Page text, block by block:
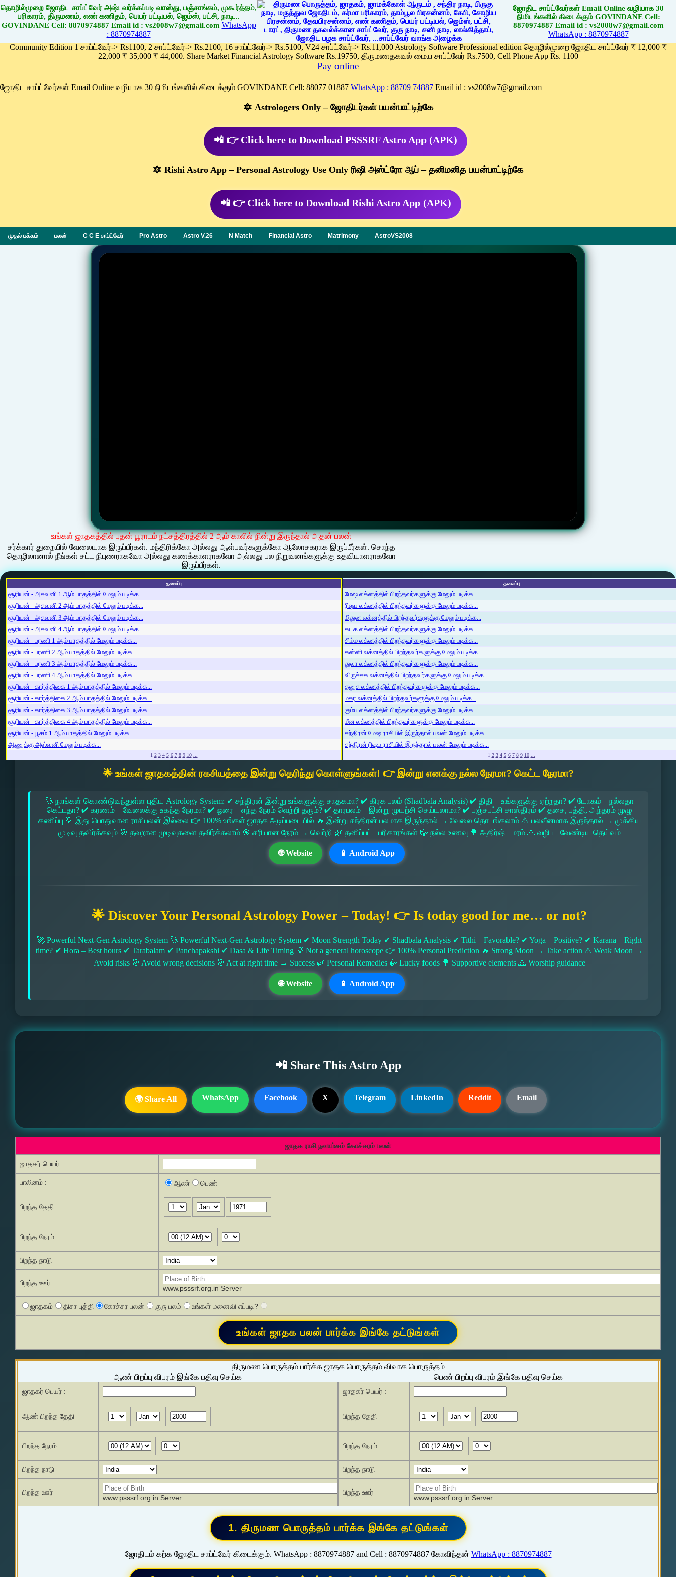
தொழில்முறை ஜோதிட சாப்ட்வேர் அஷ்டவர்க்கப்படி வாஸ்து, பஞ்சாங்கம், முகூர்த்தம்,
பரிகாரம், திருமணம், எண் கணிதம், பெயர் பட்டியல், ஜெம்ஸ், பட்சி, நாடி...
GOVINDANE Cell: 8870974887 Email id : vs2008w7@gmail.com WhatsApp
: 8870974887
ஜோதிட சாப்ட்வேர்கள் Email Online வழியாக 30
நிமிடங்களில் கிடைக்கும் GOVINDANE Cell:
8870974887 Email id : vs2008w7@gmail.com
WhatsApp : 8870974887
Community Edition 1 சாப்ட்வேர்-> Rs1100, 2 சாப்ட்வேர்-> Rs.2100, 16 சாப்ட்வேர்-> Rs.5100, V24 சாப்ட்வேர்-> Rs.11,000 Astrology Software Professional edition தொழில்முறை ஜோதிட சாப்ட்வேர் ₹ 12,000 ₹
22,000 ₹ 35,000 ₹ 44,000. Share Market Financial Astrology Software Rs.19750, திருமணதகவல் மைய சாப்ட்வேர் Rs.7500, Cell Phone App Rs. 1100
Pay online
ஜோதிட சாப்ட்வேர்கள் Email Online வழியாக 30 நிமிடங்களில் கிடைக்கும் GOVINDANE Cell: 88077 01887 WhatsApp : 88709 74887 Email id : vs2008w7@gmail.com
🔯 Astrologers Only – ஜோதிடர்கள் பயன்பாட்டிற்கே
📲 👉 Click here to Download PSSSRF Astro App (APK)
🔯 Rishi Astro App – Personal Astrology Use Only ரிஷி அஸ்ட்ரோ ஆப் – தனிமனித பயன்பாட்டிற்கே
📲 👉 Click here to Download Rishi Astro App (APK)
முதல் பக்கம் பலன் C C E சாப்ட்வேர் Pro Astro Astro V.26 N Match Financial Astro Matrimony AstroVS2008
உங்கள் ஜாதகத்தில் புதன் பூராடம் நட்சத்திரத்தில் 2 ஆம் காலில் நின்று இருந்தால் அதன் பலன்
சர்க்கார் துறையில் வேலையாக இருப்பீர்கள். மந்திரிக்கோ அல்லது ஆள்பவர்களுக்கோ ஆலோசகராக இருப்பீர்கள். சொந்த
தொழிலானால் நீங்கள் சட்ட நிபுணராகவோ அல்லது கணக்காளராகவோ அல்லது பல நிறுவனங்களுக்கு உதவியாளராகவோ
இருப்பீர்கள்.
தலைப்பு
சூரியன் - அசுவனி 1 ஆம் பாதத்தில் மேலும் படிக்க...
சூரியன் - அசுவனி 2 ஆம் பாதத்தில் மேலும் படிக்க...
சூரியன் - அசுவனி 3 ஆம் பாதத்தில் மேலும் படிக்க...
சூரியன் - அசுவனி 4 ஆம் பாதத்தில் மேலும் படிக்க...
சூரியன் - பரணி 1 ஆம் பாதத்தில் மேலும் படிக்க...
சூரியன் - பரணி 2 ஆம் பாதத்தில் மேலும் படிக்க...
சூரியன் - பரணி 3 ஆம் பாதத்தில் மேலும் படிக்க...
சூரியன் - பரணி 4 ஆம் பாதத்தில் மேலும் படிக்க...
சூரியன் - கார்த்திகை 1 ஆம் பாதத்தில் மேலும் படிக்க...
சூரியன் - கார்த்திகை 2 ஆம் பாதத்தில் மேலும் படிக்க...
சூரியன் - கார்த்திகை 3 ஆம் பாதத்தில் மேலும் படிக்க...
சூரியன் - கார்த்திகை 4 ஆம் பாதத்தில் மேலும் படிக்க...
சூரியன் - பூசம் 1 ஆம் பாதத்தில் மேலும் படிக்க...
ஆணுக்கு அஸ்வனி மேலும் படிக்க...
1 2 3 4 5 6 7 8 9 10 ...
தலைப்பு
மேஷ லக்னத்தில் பிறந்தவர்களுக்கு மேலும் படிக்க...
ரிஷப லக்னத்தில் பிறந்தவர்களுக்கு மேலும் படிக்க...
மிதுன லக்னத்தில் பிறந்தவர்களுக்கு மேலும் படிக்க...
கடக லக்னத்தில் பிறந்தவர்களுக்கு மேலும் படிக்க...
சிம்ம லக்னத்தில் பிறந்தவர்களுக்கு மேலும் படிக்க...
கன்னி லக்னத்தில் பிறந்தவர்களுக்கு மேலும் படிக்க...
துலா லக்னத்தில் பிறந்தவர்களுக்கு மேலும் படிக்க...
விருச்சக லக்னத்தில் பிறந்தவர்களுக்கு மேலும் படிக்க...
தனுசு லக்னத்தில் பிறந்தவர்களுக்கு மேலும் படிக்க...
மகர லக்னத்தில் பிறந்தவர்களுக்கு மேலும் படிக்க...
கும்ப லக்னத்தில் பிறந்தவர்களுக்கு மேலும் படிக்க...
மீன லக்னத்தில் பிறந்தவர்களுக்கு மேலும் படிக்க...
சந்திரன் மேஷ ராசியில் இருந்தால் பலன் மேலும் படிக்க...
சந்திரன் ரிஷப ராசியில் இருந்தால் பலன் மேலும் படிக்க...
1 2 3 4 5 6 7 8 9 10 ...
🌟 உங்கள் ஜாதகத்தின் ரகசியத்தை இன்று தெரிந்து கொள்ளுங்கள்! 👉 இன்று எனக்கு நல்ல நேரமா? கெட்ட நேரமா?
🚀 நாங்கள் கொண்டுவந்துள்ள புதிய Astrology System: ✔ சந்திரன் இன்று உங்களுக்கு சாதகமா? ✔ கிரக பலம் (Shadbala Analysis) ✔ திதி – உங்களுக்கு ஏற்றதா? ✔ யோகம் – நல்லதா
கெட்டதா? ✔ கரணம் – வேலைக்கு உகந்த நேரமா? ✔ ஓரை – எந்த நேரம் வெற்றி தரும்? ✔ தாரபலம் – இன்று முயற்சி செய்யலாமா? ✔ பஞ்சபட்சி சாஸ்திரம் ✔ தசை, புத்தி, அந்தரம் முழு
கணிப்பு 💡 இது பொதுவான ராசிபலன் இல்லை 👉 100% உங்கள் ஜாதக அடிப்படையில் 🔥 இன்று சந்திரன் பலமாக இருந்தால் → வேலை தொடங்கலாம் ⚠ பலவீனமாக இருந்தால் → முக்கிய
முடிவு தவிர்க்கவும் 🎯 தவறான முடிவுகளை தவிர்க்கலாம் 🎯 சரியான நேரம் → வெற்றி 🌿 தனிப்பட்ட பரிகாரங்கள் 🍃 நல்ல உணவு 🌳 அதிர்ஷ்ட மரம் 🙏 வழிபட வேண்டிய தெய்வம்
🌐 Website 📱 Android App
🌟 Discover Your Personal Astrology Power – Today! 👉 Is today good for me… or not?
🚀 Powerful Next-Gen Astrology System 🚀 Powerful Next-Gen Astrology System ✔ Moon Strength Today ✔ Shadbala Analysis ✔ Tithi – Favorable? ✔ Yoga – Positive? ✔ Karana – Right
time? ✔ Hora – Best hours ✔ Tarabalam ✔ Panchapakshi ✔ Dasa & Life Timing 💡 Not a general horoscope 👉 100% Personal Prediction 🔥 Strong Moon → Take action ⚠ Weak Moon →
Avoid risks 🎯 Avoid wrong decisions 🎯 Act at right time → Success 🌿 Personal Remedies 🍃 Lucky foods 🌳 Supportive elements 🙏 Worship guidance
🌐 Website 📱 Android App
📲 Share This Astro App
🌍 Share All WhatsApp Facebook X Telegram LinkedIn Reddit Email
ஜாதக ராசி நவாம்சம் கோச்சரம் பலன்
ஜாதகர் பெயர் :
பாலினம் : ஆண் பெண்
பிறந்த தேதி
பிறந்த நேரம்
பிறந்த நாடு
பிறந்த ஊர்
www.psssrf.org.in Server
ஜாதகம் திசா புத்தி கோச்சர பலன் குரு பலம் உங்கள் மனைவி எப்படி?
திருமண பொருத்தம் பார்க்க ஜாதக பொருத்தம் விவாக பொருத்தம்
ஆண் பிறப்பு விபரம் இங்கே பதிவு செய்க
பெண் பிறப்பு விபரம் இங்கே பதிவு செய்க
ஜாதகர் பெயர் :
ஆண் பிறந்த தேதி
பிறந்த நேரம்
பிறந்த நாடு
பிறந்த ஊர்
www.psssrf.org.in Server
ஜாதகர் பெயர் :
பிறந்த தேதி
பிறந்த நேரம்
பிறந்த நாடு
பிறந்த ஊர்
www.psssrf.org.in Server
ஜோதிடம் கற்க ஜோதிட சாப்ட்வேர் கிடைக்கும். WhatsApp : 8870974887 and Cell : 8870974887 கோவிந்தன் WhatsApp : 8870974887